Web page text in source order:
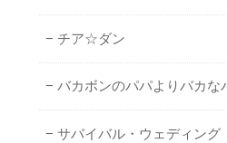
チア☆ダン
バカボンのパパよりバカな
サバイバル・ウェディング